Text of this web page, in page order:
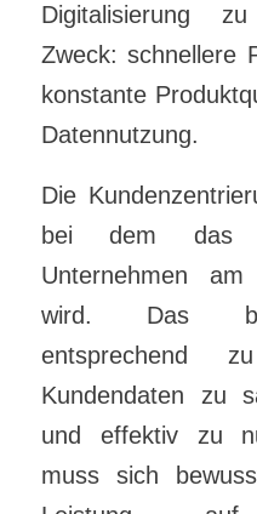
Digitalisierung
Zweck: schnellere
konstante
Datennutzung.
Die
bei dem das
Unternehmen
wird. Das
entsprechend
Kundendaten zu
und effektiv zu
muss sich